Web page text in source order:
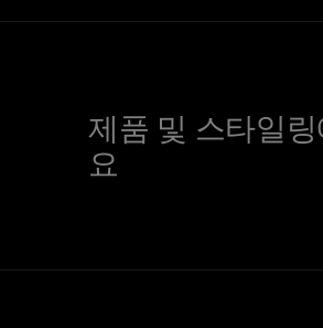
제품 및 스타일링
요